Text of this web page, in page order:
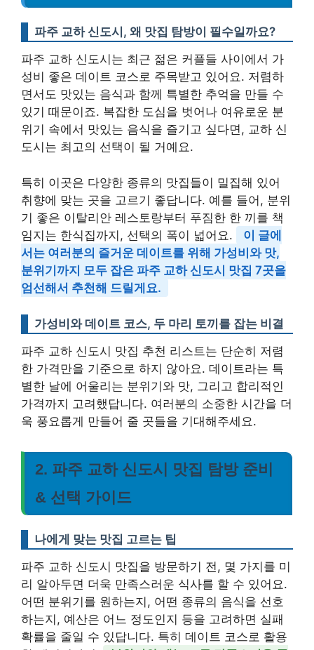
파주 교하 신도시, 왜 맛집 탐방이 필수일까요?
파주 교하 신도시는 최근 젊은 커플들 사이에서 가
성비 좋은 데이트 코스로 주목받고 있어요. 저렴하
면서도 맛있는 음식과 함께 특별한 추억을 만들 수
있기 때문이죠. 복잡한 도심을 벗어나 여유로운 분
위기 속에서 맛있는 음식을 즐기고 싶다면, 교하 신
도시는 최고의 선택이 될 거예요.
특히 이곳은 다양한 종류의 맛집들이 밀집해 있어
취향에 맞는 곳을 고르기 좋답니다. 예를 들어, 분위
기 좋은 이탈리안 레스토랑부터 푸짐한 한 끼를 책
임지는 한식집까지, 선택의 폭이 넓어요.
이 글에
서는 여러분의 즐거운 데이트를 위해 가성비와 맛,
분위기까지 모두 잡은 파주 교하 신도시 맛집 7곳을
엄선해서 추천해 드릴게요.
가성비와 데이트 코스, 두 마리 토끼를 잡는 비결
파주 교하 신도시 맛집 추천 리스트는 단순히 저렴
한 가격만을 기준으로 하지 않아요. 데이트라는 특
별한 날에 어울리는 분위기와 맛, 그리고 합리적인
가격까지 고려했답니다. 여러분의 소중한 시간을 더
욱 풍요롭게 만들어 줄 곳들을 기대해주세요.
2. 파주 교하 신도시 맛집 탐방 준비
& 선택 가이드
나에게 맞는 맛집 고르는 팁
파주 교하 신도시 맛집을 방문하기 전, 몇 가지를 미
리 알아두면 더욱 만족스러운 식사를 할 수 있어요.
어떤 분위기를 원하는지, 어떤 종류의 음식을 선호
하는지, 예산은 어느 정도인지 등을 고려하면 실패
확률을 줄일 수 있답니다. 특히 데이트 코스로 활용